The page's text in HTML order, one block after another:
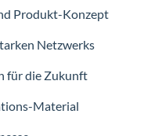
Produkt-Konzept
Netzwerks
für die Zukunft
Material